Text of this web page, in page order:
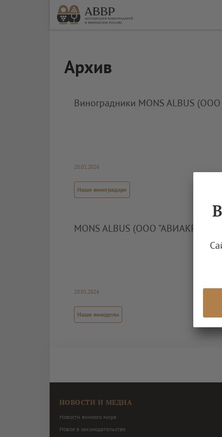
Архив
Виноградники MONS ALBUS
20.01.2026
Наши виноградари
MONS ALBUS (ООО "АВИАКРЫМ")
20.01.2026
Наши виноделы
НОВОСТИ И МЕДИА
Новости винного мира
Новое в законодательстве